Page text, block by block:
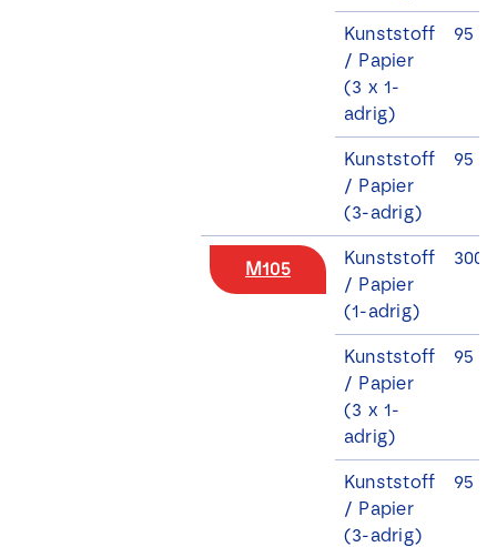
Kunststoff
/ Papier
(3 x 1-
adrig)
95 -
Kunststoff
/ Papier
(3-adrig)
95 -
M105
Kunststoff
/ Papier
(1-adrig)
300
Kunststoff
/ Papier
(3 x 1-
adrig)
95 -
Kunststoff
/ Papier
(3-adrig)
95 -